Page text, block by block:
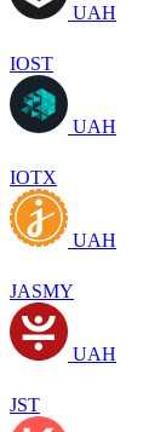
UAH
IOST
UAH
IOTX
UAH
JASMY
UAH
JST